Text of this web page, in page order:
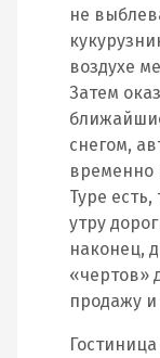
не
воздухе
Затем
снегом,
временно
Туре
утру
наконец,
«чертов»
продажу